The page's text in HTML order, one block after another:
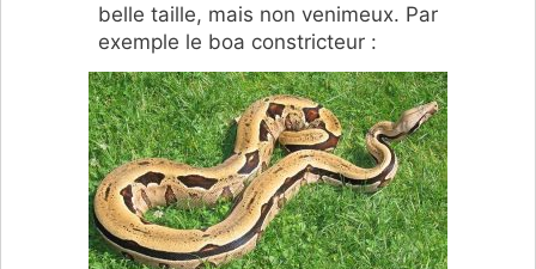
belle taille, mais non venimeux. Par
exemple le boa constricteur :